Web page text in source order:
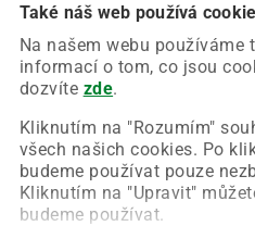
Také náš web používá
Na našem webu používáme
informací o tom, co jsou
dozvíte zde.
Kliknutím na "Rozumím"
všech našich cookies. Po
budeme používat pouze
Kliknutím na "Upravit"
budeme používat.
Chyba nastala na naší
Zkuste prosím znovu
Obnovit stránku